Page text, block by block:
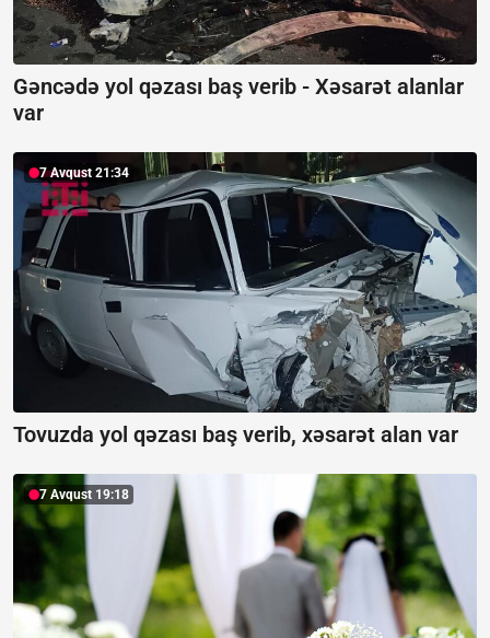
Gəncədə yol qəzası baş verib - Xəsarət alanlar
var
7 Avqust 21:34
Tovuzda yol qəzası baş verib, xəsarət alan var
7 Avqust 19:18